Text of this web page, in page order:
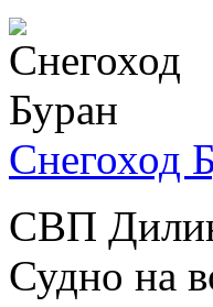
Снегоход
CВП
Судно на